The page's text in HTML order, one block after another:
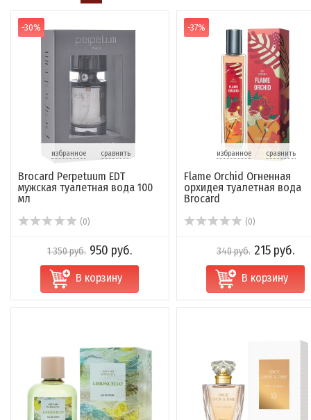
-30%
избранное сравнить
Brocard Perpetuum EDT
мужская туалетная вода 100
мл
(0)
1 350 руб. 950 руб.
В корзину
-37%
избранное сравнить
Flame Orchid Огненная
орхидея туалетная вода
Brocard
(0)
340 руб. 215 руб.
В корзину